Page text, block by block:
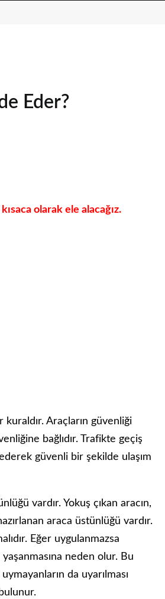
Eder?
olarak ele alacağız.
Araçların güvenliği
bağlıdır. Trafikte geçiş
güvenli bir şekilde ulaşım
vardır. Yokuş çıkan aracın,
araca üstünlüğü vardır.
Eğer uygulanmazsa
yaşanmasına neden olur. Bu
da uyarılması